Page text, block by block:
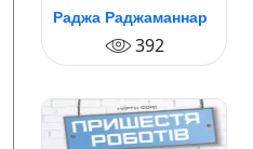
Раджа Раджаманнар
392